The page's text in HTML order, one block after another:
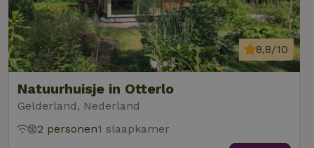
Natuurhuisje in Otterlo
Gelderland, Nederland
8,8/10
2 personen1 slaapkamer